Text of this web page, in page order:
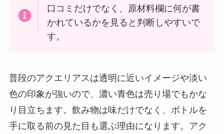
口コミだけでなく、原材料欄に何が書
かれているかを見ると判断しやすいで
す。
普段のアクエリアスは透明に近いイメージや淡い
色の印象が強いので、濃い青色は売り場でもかな
り目立ちます。飲み物は味だけでなく、ボトルを
手に取る前の見た目も選ぶ理由になります。アク